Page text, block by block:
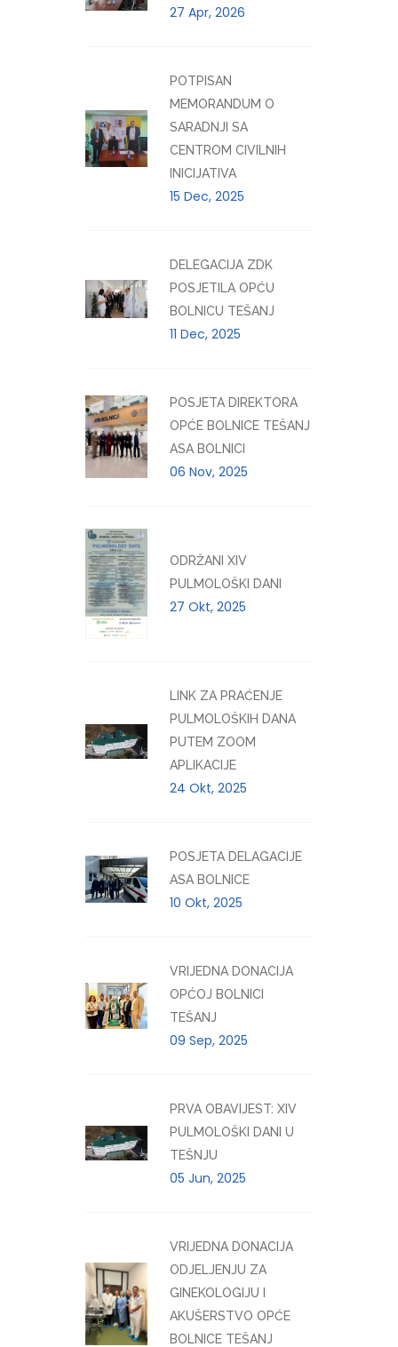
27 Apr, 2026
POTPISAN
MEMORANDUM O
SARADNJI SA
CENTROM CIVILNIH
INICIJATIVA
15 Dec, 2025
DELEGACIJA ZDK
POSJETILA OPĆU
BOLNICU TEŠANJ
11 Dec, 2025
POSJETA DIREKTORA
OPĆE BOLNICE TEŠANJ
ASA BOLNICI
06 Nov, 2025
ODRŽANI XIV
PULMOLOŠKI DANI
27 Okt, 2025
LINK ZA PRAĆENJE
PULMOLOŠKIH DANA
PUTEM ZOOM
APLIKACIJE
24 Okt, 2025
POSJETA DELAGACIJE
ASA BOLNICE
10 Okt, 2025
VRIJEDNA DONACIJA
OPĆOJ BOLNICI
TEŠANJ
09 Sep, 2025
PRVA OBAVIJEST: XIV
PULMOLOŠKI DANI U
TEŠNJU
05 Jun, 2025
VRIJEDNA DONACIJA
ODJELJENJU ZA
GINEKOLOGIJU I
AKUŠERSTVO OPĆE
BOLNICE TEŠANJ